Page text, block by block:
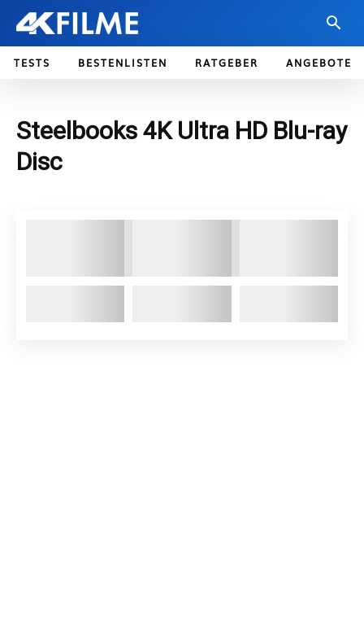
TESTS BESTENLISTEN RATGEBER ANGEBOTE
Steelbooks 4K Ultra HD Blu-ray
Disc